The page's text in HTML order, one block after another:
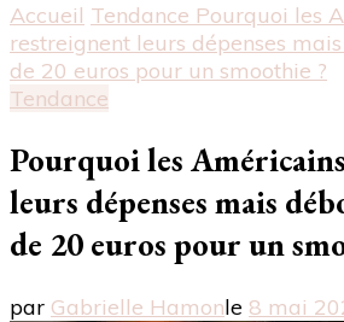
Accueil Tendance Pourquoi les
restreignent leurs dépenses
de 20 euros pour un smoothie ?
Tendance
Pourquoi les
leurs dépenses mais
de 20 euros pour un
par Gabrielle Hamonle 8 mai